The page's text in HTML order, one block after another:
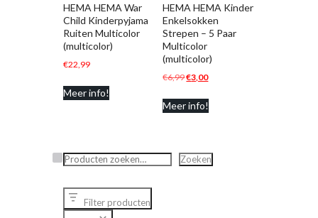
HEMA HEMA War
Child Kinderpyjama
Ruiten Multicolor
(multicolor)
€22,99
Meer info!
HEMA HEMA Kinder
Enkelsokken
Strepen – 5 Paar
Multicolor
(multicolor)
€6,99Oorspronkelijke
was:
€3,00Huidige
Meer info!
Zoeken Zoeken
Filter producten